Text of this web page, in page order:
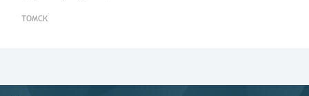
ТОМСК